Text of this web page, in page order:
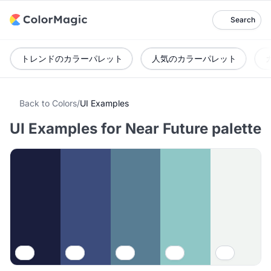
Search
トレンドのカラーパレット 人気のカラーパレット
Back to Colors/UI Examples
UI Examples for Near Future palette